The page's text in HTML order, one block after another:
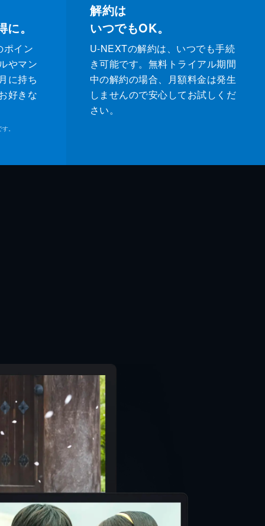
。
ポイン
やマン
に持ち
好きな
。
解約は
いつでもOK。
U-NEXTの解約は、いつでも手続
き可能です。無料トライアル期間
中の解約の場合、月額料金は発生
しませんので安心してお試しくだ
さい。